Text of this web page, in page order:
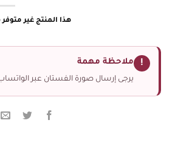
هذا المنتج غير
! ملاحظة مهمة
يرجى إرسال صورة الفستان عبر